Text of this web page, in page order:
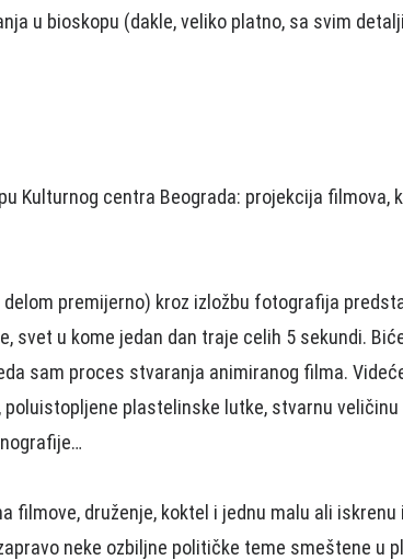
u bioskopu (dakle, veliko platno, sa svim
Kulturnog centra Beograda: projekcija filmova,
premijerno) kroz izložbu fotografija
svet u kome jedan dan traje celih 5 sekundi.
sam proces stvaranja animiranog filma.
plastelinske lutke, stvarnu
filmove, druženje, koktel i jednu malu ali iskrenu
neke ozbiljne političke teme smeštene u